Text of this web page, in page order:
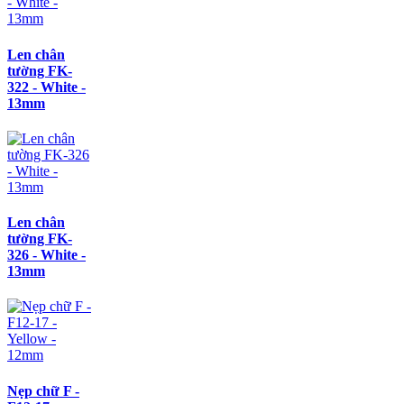
Len chân
tường FK-
322 - White -
13mm
Len chân
tường FK-
326 - White -
13mm
Nẹp chữ F -